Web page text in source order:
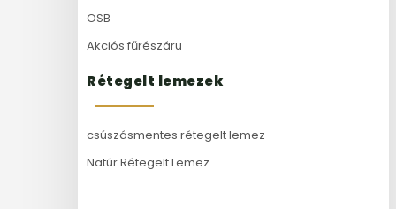
OSB
Akciós fűrészáru
Rétegelt lemezek
csúszásmentes rétegelt lemez
Natúr Rétegelt Lemez